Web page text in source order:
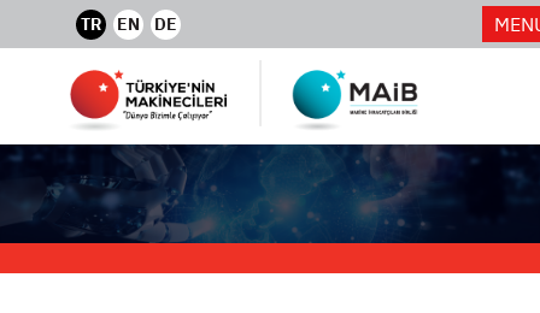
TR EN DE